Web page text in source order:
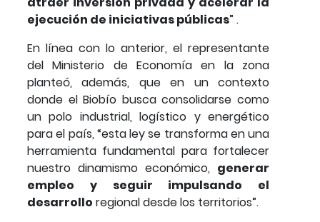
ejecución de iniciativas públicas” .
En línea con lo anterior, el representante
del Ministerio de Economía en la zona
planteó, además, que en un contexto
donde el Biobío busca consolidarse como
un polo industrial, logístico y energético
para el país, “esta ley se transforma en una
herramienta fundamental para fortalecer
nuestro dinamismo económico, generar
empleo y seguir impulsando el
desarrollo regional desde los territorios”.